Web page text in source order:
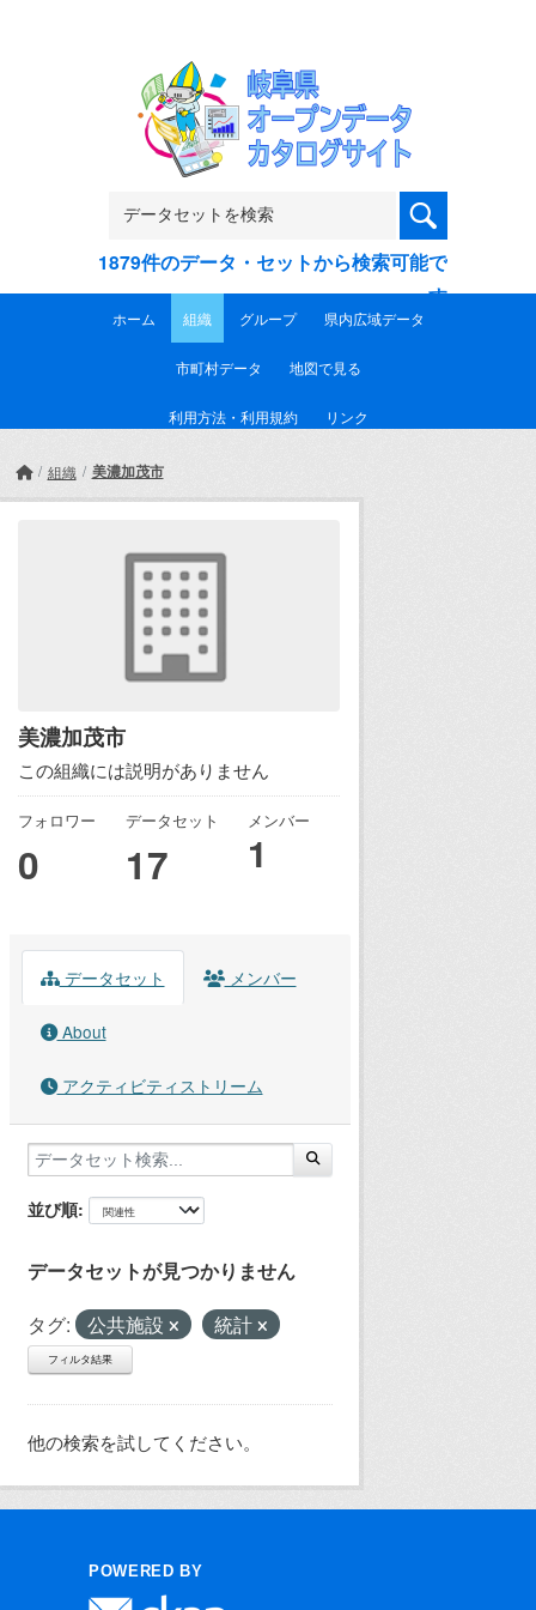
1879件のデータ・セットから検索可能で
す
ホーム 組織 グループ 県内広域データ
市町村データ 地図で見る
利用方法・利用規約 リンク
組織 美濃加茂市
美濃加茂市
この組織には説明がありません
フォロワー
0
データセット
17
メンバー
1
データセット メンバー
About
アクティビティストリーム
並び順
データセットが見つかりません
タグ: 公共施設 統計
フィルタ結果
他の検索を試してください。
POWERED BY